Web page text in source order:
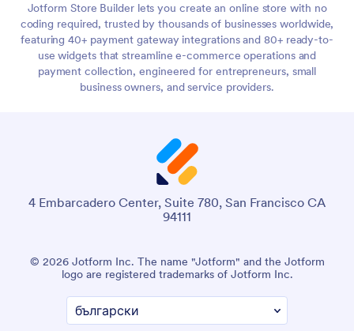
Jotform Store Builder lets you create an online store with no
coding required, trusted by thousands of businesses worldwide,
featuring 40+ payment gateway integrations and 80+ ready-to-
use widgets that streamline e-commerce operations and
payment collection, engineered for entrepreneurs, small
business owners, and service providers.
4 Embarcadero Center, Suite 780, San Francisco CA
94111
© 2026 Jotform Inc. The name "Jotform" and the Jotform
logo are registered trademarks of Jotform Inc.